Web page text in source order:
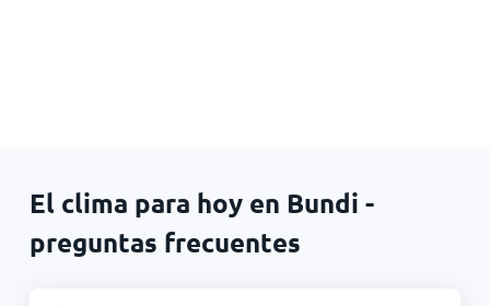
El clima para hoy en Bundi -
preguntas frecuentes